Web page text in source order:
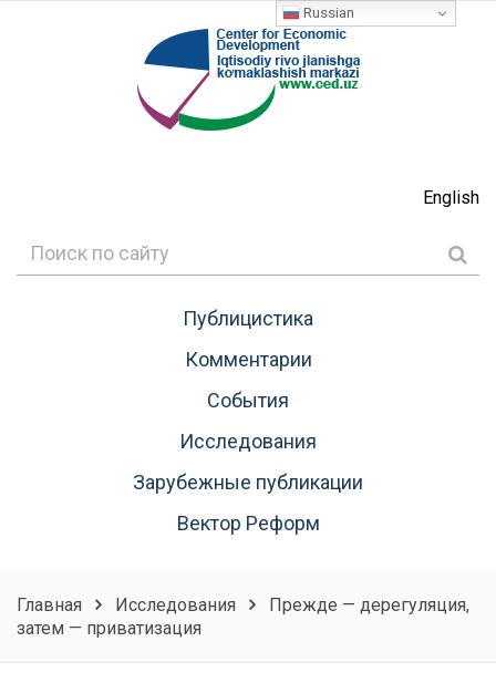
English
Публицистика
Комментарии
События
Исследования
Зарубежные публикации
Вектор Реформ
Главная Исследования
Прежде — дерегуляция,
затем — приватизация
Russian